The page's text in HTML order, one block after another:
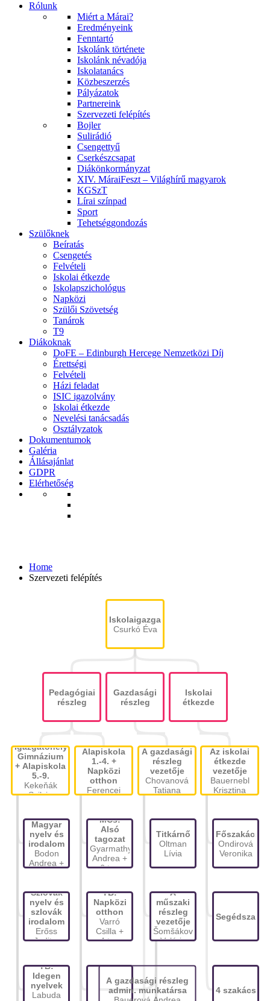
Rólunk
Miért a Márai?
Eredményeink
Fenntartó
Iskolánk története
Iskolánk névadója
Iskolatanács
Közbeszerzés
Pályázatok
Partnereink
Szervezeti felépítés
Bojler
Sulirádió
Csengettyű
Cserkészcsapat
Diákönkormányzat
XIV. MáraiFeszt – Világhírű magyarok
KGSzT
Lírai színpad
Sport
Tehetséggondozás
Szülőknek
Beíratás
Csengetés
Felvételi
Iskolai étkezde
Iskolapszichológus
Napközi
Szülői Szövetség
Tanárok
T9
Diákoknak
DoFE – Edinburgh Hercege Nemzetközi Díj
Érettségi
Felvételi
Házi feladat
ISIC igazolvány
Iskolai étkezde
Nevelési tanácsadás
Osztályzatok
Dokumentumok
Galéria
Állásajánlat
GDPR
Elérhetőség
Home
Szervezeti felépítés
Iskolaigazgató
Csurkó Éva
Pedagógiai
részleg
Gazdasági
részleg
Iskolai
étkezde
Igazgatóhelyettes
Gimnázium
+ Alapiskola
5.-9.
Kekeňák
Szilvia
Alapiskola
1.-4. +
Napközi
otthon
Ferencei
A gazdasági
részleg
vezetője
Chovanová
Tatiana
Az iskolai
étkezde
vezetője
Bauernebl
Krisztina
Magyar
nyelv és
irodalom
Bodon
Andrea +
Szlovák
nyelv és
szlovák
irodalom
Erőss
Judit +
TB:
Idegen
nyelvek
Labuda
MCs:
Alsó
tagozat
Gyarmathy
Andrea +
6 tag
TB:
Napközi
otthon
Varró
Csilla +
4 tag
tanácsadó
az
általános
iskola
Titkárnő
Oltman
Lívia
A
műszaki
részleg
vezetője
Šomšáková
Valéria
Főszakács
Ondirová
Veronika
4 szakács
A gazdasági részleg
admin. munkatársa